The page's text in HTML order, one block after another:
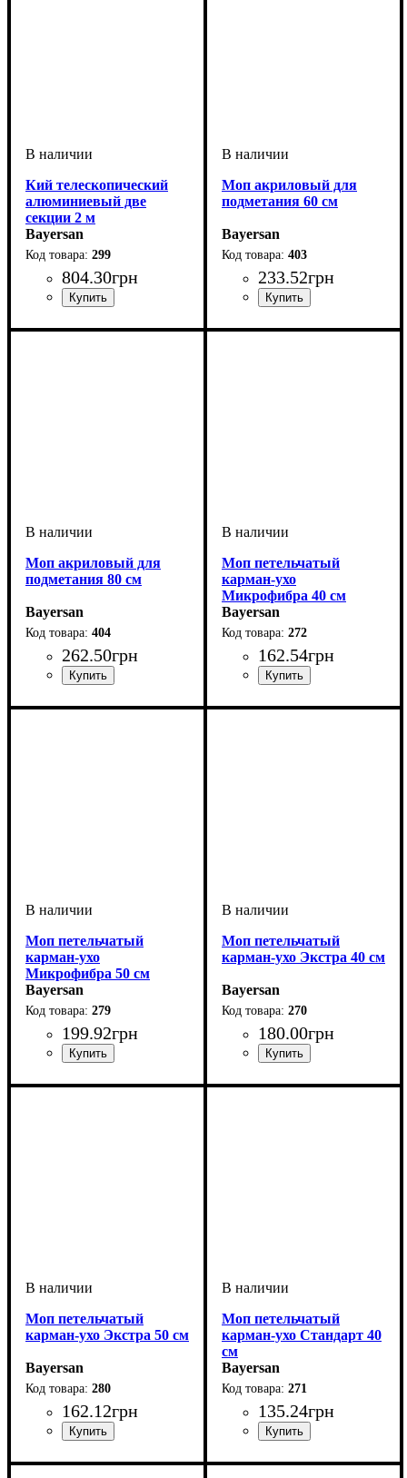
Кий телескопический
алюминиевый две
секции 2 м
Bayersan
299
804.30грн
Моп акриловый для
подметания 60 см
Bayersan
403
233.52грн
Моп акриловый для
подметания 80 см
Bayersan
404
262.50грн
Моп петельчатый
карман-ухо
Микрофибра 40 см
Bayersan
272
162.54грн
Моп петельчатый
карман-ухо
Микрофибра 50 см
Bayersan
279
199.92грн
Моп петельчатый
карман-ухо Экстра 40 см
Bayersan
270
180.00грн
Моп петельчатый
карман-ухо Экстра 50 см
Bayersan
280
162.12грн
Моп петельчатый
карман-ухо Стандарт 40
см
Bayersan
271
135.24грн